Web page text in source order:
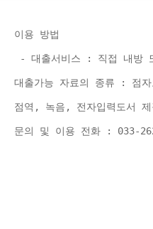
이용 방법
- 대출서비스 : 직접 내방
대출가능 자료의 종류 : 점
점역, 녹음, 전자입력도서
문의 및 이용 전화 : 033-